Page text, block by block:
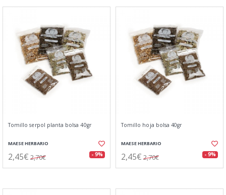
Tomillo serpol planta bolsa 40gr
MAESE HERBARIO
2,45€ 2,70€ - 9%
Tomillo hoja bolsa 40gr
MAESE HERBARIO
2,45€ 2,70€ - 9%